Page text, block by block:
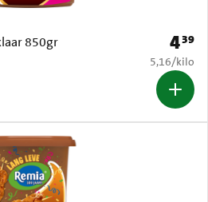
Remia Satésaus kant en klaar 850gr Prijs:
439
€ 5,16 per
5,16/kilo